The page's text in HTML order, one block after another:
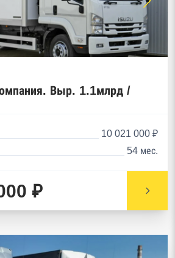
Выр. 1.1млрд /
10 021 000 ₽
54 мес.
₽